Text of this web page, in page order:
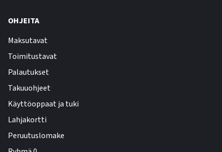
OHJEITA
Maksutavat
Toimitustavat
Palautukset
Takuuohjeet
Käyttöoppaat ja tuki
Lahjakortti
Peruutuslomake